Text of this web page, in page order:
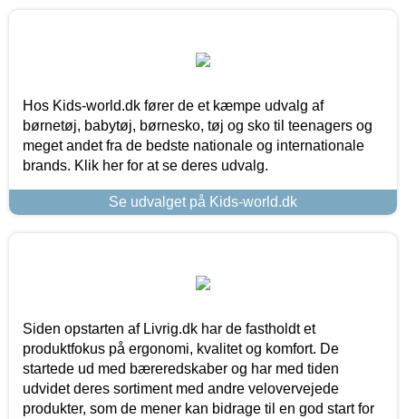
Hos Kids-world.dk fører de et kæmpe udvalg af
børnetøj, babytøj, børnesko, tøj og sko til teenagers og
meget andet fra de bedste nationale og internationale
brands. Klik her for at se deres udvalg.
Se udvalget på Kids-world.dk
Siden opstarten af Livrig.dk har de fastholdt et
produktfokus på ergonomi, kvalitet og komfort. De
startede ud med bæreredskaber og har med tiden
udvidet deres sortiment med andre velovervejede
produkter, som de mener kan bidrage til en god start for